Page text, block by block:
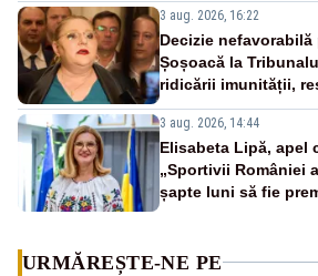
3 aug. 2026, 16:22
Decizie nefavorabilă
Șoșoacă la
ridicării imunității,
3 aug. 2026, 14:44
Elisabeta Lipă, apel
„Sportivii României
șapte luni să fie
URMĂREȘTE-NE PE